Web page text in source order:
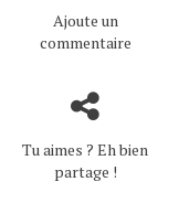
Ajoute un
commentaire
Tu aimes ? Eh bien
partage !